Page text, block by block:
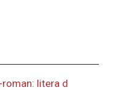
litera d